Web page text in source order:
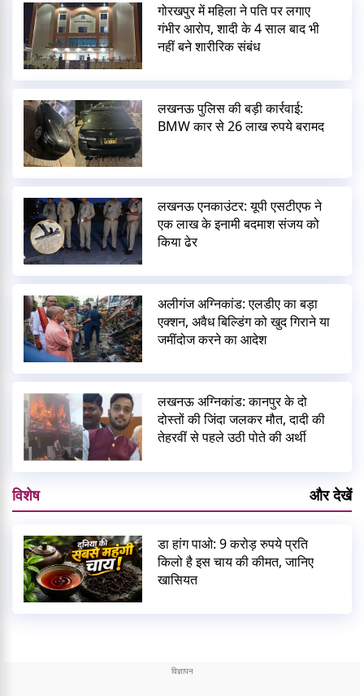
गोरखपुर में महिला ने पति पर लगाए
गंभीर आरोप, शादी के 4 साल बाद भी
नहीं बने शारीरिक संबंध
लखनऊ पुलिस की बड़ी कार्रवाई:
BMW कार से 26 लाख रुपये बरामद
लखनऊ एनकाउंटर: यूपी एसटीएफ ने
एक लाख के इनामी बदमाश संजय को
किया ढेर
अलीगंज अग्निकांड: एलडीए का बड़ा
एक्शन, अवैध बिल्डिंग को खुद गिराने या
जमींदोज करने का आदेश
लखनऊ अग्निकांड: कानपुर के दो
दोस्तों की जिंदा जलकर मौत, दादी की
तेहरवीं से पहले उठी पोते की अर्थी
विशेष और देखें
डा हांग पाओ: 9 करोड़ रुपये प्रति
किलो है इस चाय की कीमत, जानिए
खासियत